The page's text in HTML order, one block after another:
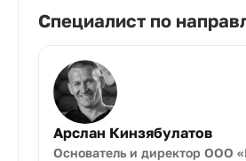
Специалист по
Арслан Кинзябулатов
Основатель и директор ООО